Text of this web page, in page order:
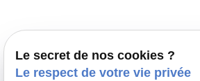
Le secret de nos cookies ?
Le respect de votre vie privée